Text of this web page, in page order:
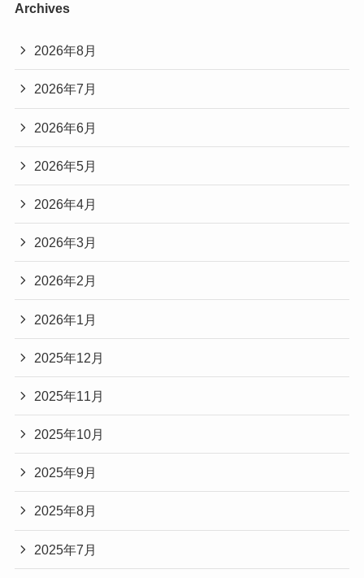
Archives
2026年8月
2026年7月
2026年6月
2026年5月
2026年4月
2026年3月
2026年2月
2026年1月
2025年12月
2025年11月
2025年10月
2025年9月
2025年8月
2025年7月